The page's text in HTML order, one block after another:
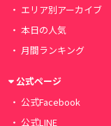
エリア別アーカイブ
本日の人気
月間ランキング
公式ページ
公式Facebook
公式LINE